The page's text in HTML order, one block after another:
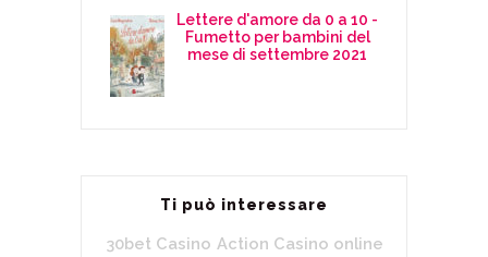
Lettere d'amore da 0 a 10 -
Fumetto per bambini del
mese di settembre 2021
Ti può interessare
30bet Casino Action Casino online